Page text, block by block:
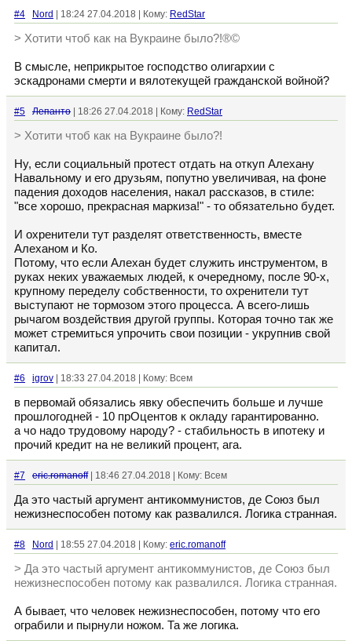
#4 Nord | 18:24 27.04.2018 | Кому: RedStar
> Хотити чтоб как на Вукраине было?!®©
В смысле, неприкрытое господство олигархии с
эскадронами смерти и вялотекущей гражданской войной?
#5 Лепанто | 18:26 27.04.2018 | Кому: RedStar
> Хотити чтоб как на Вукраине было?!
Ну, если социальный протест отдать на откуп Алехану
Навальному и его друзьям, попутно увеличивая, на фоне
падения доходов населения, накал рассказов, в стиле:
"все хорошо, прекрасная маркиза!" - то обязательно будет.
И охренители тут разделят ответственность, вместе
Алеханом и Ко.
Потому, что если Алехан будет служить инструментом, в
руках неких уважаемых людей, к очередному, после 90-х,
крупному переделу собственности, то охренители тут
выступают не тормозом этого процесса. А всего-лишь
рычагом воздействия другой группы. Которая точно так же
может стремиться упрочить свои позиции - укрупнив свой
капитал.
#6 igrov | 18:33 27.04.2018 | Кому: Всем
в первомай обязались явку обеспечить больше и лучше
прошлогодней - 10 прОцентов к окладу гарантированно.
а чо надо трудовому народу? - стабильность в ипотеку и
прочий кредит на не великий процент, ага.
#7 eric.romanoff| 18:46 27.04.2018 | Кому: Всем
Да это частый аргумент антикоммунистов, де Союз был
нежизнеспособен потому как развалился. Логика странная.
#8 Nord | 18:55 27.04.2018 | Кому: eric.romanoff
> Да это частый аргумент антикоммунистов, де Союз был
нежизнеспособен потому как развалился. Логика странная.
А бывает, что человек нежизнеспособен, потому что его
ограбили и пырнули ножом. Та же логика.